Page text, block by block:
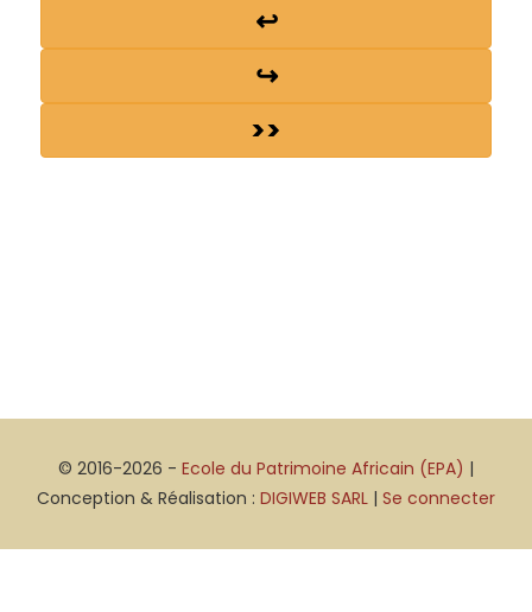
↩
↪
>>
© 2016-2026 - Ecole du Patrimoine Africain (EPA) |
Conception & Réalisation : DIGIWEB SARL | Se connecter